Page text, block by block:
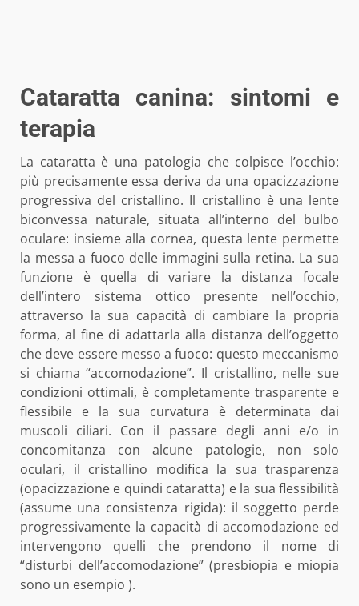
Cataratta canina: sintomi e
terapia
La cataratta è una patologia che colpisce l’occhio:
più precisamente essa deriva da una opacizzazione
progressiva del cristallino. Il cristallino è una lente
biconvessa naturale, situata all’interno del bulbo
oculare: insieme alla cornea, questa lente permette
la messa a fuoco delle immagini sulla retina. La sua
funzione è quella di variare la distanza focale
dell’intero sistema ottico presente nell’occhio,
attraverso la sua capacità di cambiare la propria
forma, al fine di adattarla alla distanza dell’oggetto
che deve essere messo a fuoco: questo meccanismo
si chiama “accomodazione”. Il cristallino, nelle sue
condizioni ottimali, è completamente trasparente e
flessibile e la sua curvatura è determinata dai
muscoli ciliari. Con il passare degli anni e/o in
concomitanza con alcune patologie, non solo
oculari, il cristallino modifica la sua trasparenza
(opacizzazione e quindi cataratta) e la sua flessibilità
(assume una consistenza rigida): il soggetto perde
progressivamente la capacità di accomodazione ed
intervengono quelli che prendono il nome di
“disturbi dell’accomodazione” (presbiopia e miopia
sono un esempio ).